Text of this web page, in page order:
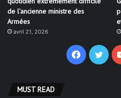
de l’ancienne ministre des
Armées
avril 21, 2026
MUST READ